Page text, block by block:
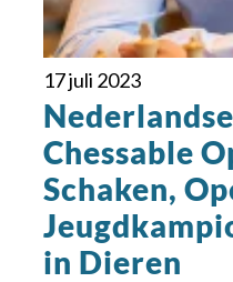
17 juli 2023
Chessable
Schaken,
in Dieren